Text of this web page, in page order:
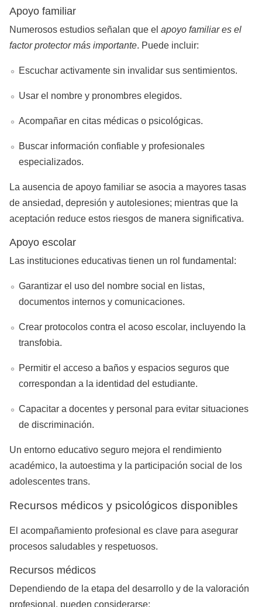
Apoyo familiar
Numerosos estudios señalan que el apoyo familiar es el
factor protector más importante. Puede incluir:
Escuchar activamente sin invalidar sus sentimientos.
Usar el nombre y pronombres elegidos.
Acompañar en citas médicas o psicológicas.
Buscar información confiable y profesionales
especializados.
La ausencia de apoyo familiar se asocia a mayores tasas
de ansiedad, depresión y autolesiones; mientras que la
aceptación reduce estos riesgos de manera significativa.
Apoyo escolar
Las instituciones educativas tienen un rol fundamental:
Garantizar el uso del nombre social en listas,
documentos internos y comunicaciones.
Crear protocolos contra el acoso escolar, incluyendo la
transfobia.
Permitir el acceso a baños y espacios seguros que
correspondan a la identidad del estudiante.
Capacitar a docentes y personal para evitar situaciones
de discriminación.
Un entorno educativo seguro mejora el rendimiento
académico, la autoestima y la participación social de los
adolescentes trans.
Recursos médicos y psicológicos disponibles
El acompañamiento profesional es clave para asegurar
procesos saludables y respetuosos.
Recursos médicos
Dependiendo de la etapa del desarrollo y de la valoración
profesional, pueden considerarse: